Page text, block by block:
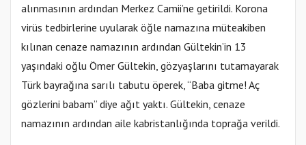
alınmasının ardından Merkez Camii’ne getirildi. Korona
virüs tedbirlerine uyularak öğle namazına müteakiben
kılınan cenaze namazının ardından Gültekin’in 13
yaşındaki oğlu Ömer Gültekin, gözyaşlarını tutamayarak
Türk bayrağına sarılı tabutu öperek, “Baba gitme! Aç
gözlerini babam” diye ağıt yaktı. Gültekin, cenaze
namazının ardından aile kabristanlığında toprağa verildi.